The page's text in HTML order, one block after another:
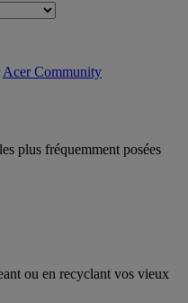
Acer Community
plus fréquemment posées
ou en recyclant vos vieux